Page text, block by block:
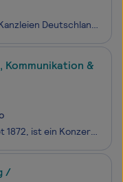
Wir sind eine der führenden Kanzleien Deutschlands in den Bereichen Versicherungsrecht, Kapitalanlagen und Vertriebsrecht – und zugleich ein engagiertes Team aus Expertinnen und Experten, das mit Weitsicht, Sorgfalt und Zielstrebigkeit im Sinne seiner Mandantinnen und Mandanten&n
&
Die RWTÜV Group, gegründet 1872, ist ein Konzernverbund renommierter Technologiedienstleister mit den Geschäftsbereichen Versicherungsservices, Telekommunikation sowie Energie & Umwelt. Unsere Gesell­schaften sind in über 30 Ländern in Europa, Asien, Afrika, Amerika und Australien mit über 2.200
/